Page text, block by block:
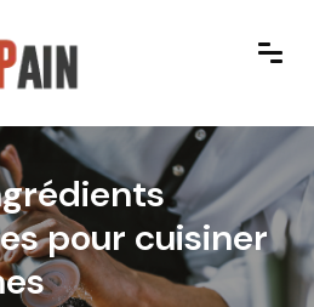
pour cuisiner